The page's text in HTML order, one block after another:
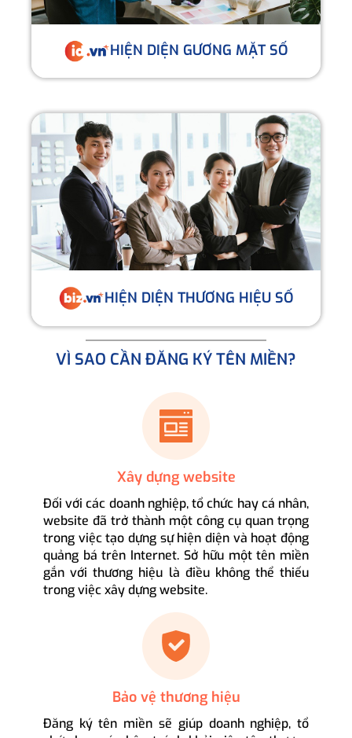
HIỆN DIỆN GƯƠNG MẶT SỐ
HIỆN DIỆN THƯƠNG HIỆU SỐ
VÌ SAO CẦN ĐĂNG KÝ TÊN MIỀN?
Xây dựng website
Đối với các doanh nghiệp, tổ chức hay cá nhân,
website đã trở thành một công cụ quan trọng
trong việc tạo dựng sự hiện diện và hoạt động
quảng bá trên Internet. Sở hữu một tên miền
gắn với thương hiệu là điều không thể thiếu
trong việc xây dựng website.
Bảo vệ thương hiệu
Đăng ký tên miền sẽ giúp doanh nghiệp, tổ